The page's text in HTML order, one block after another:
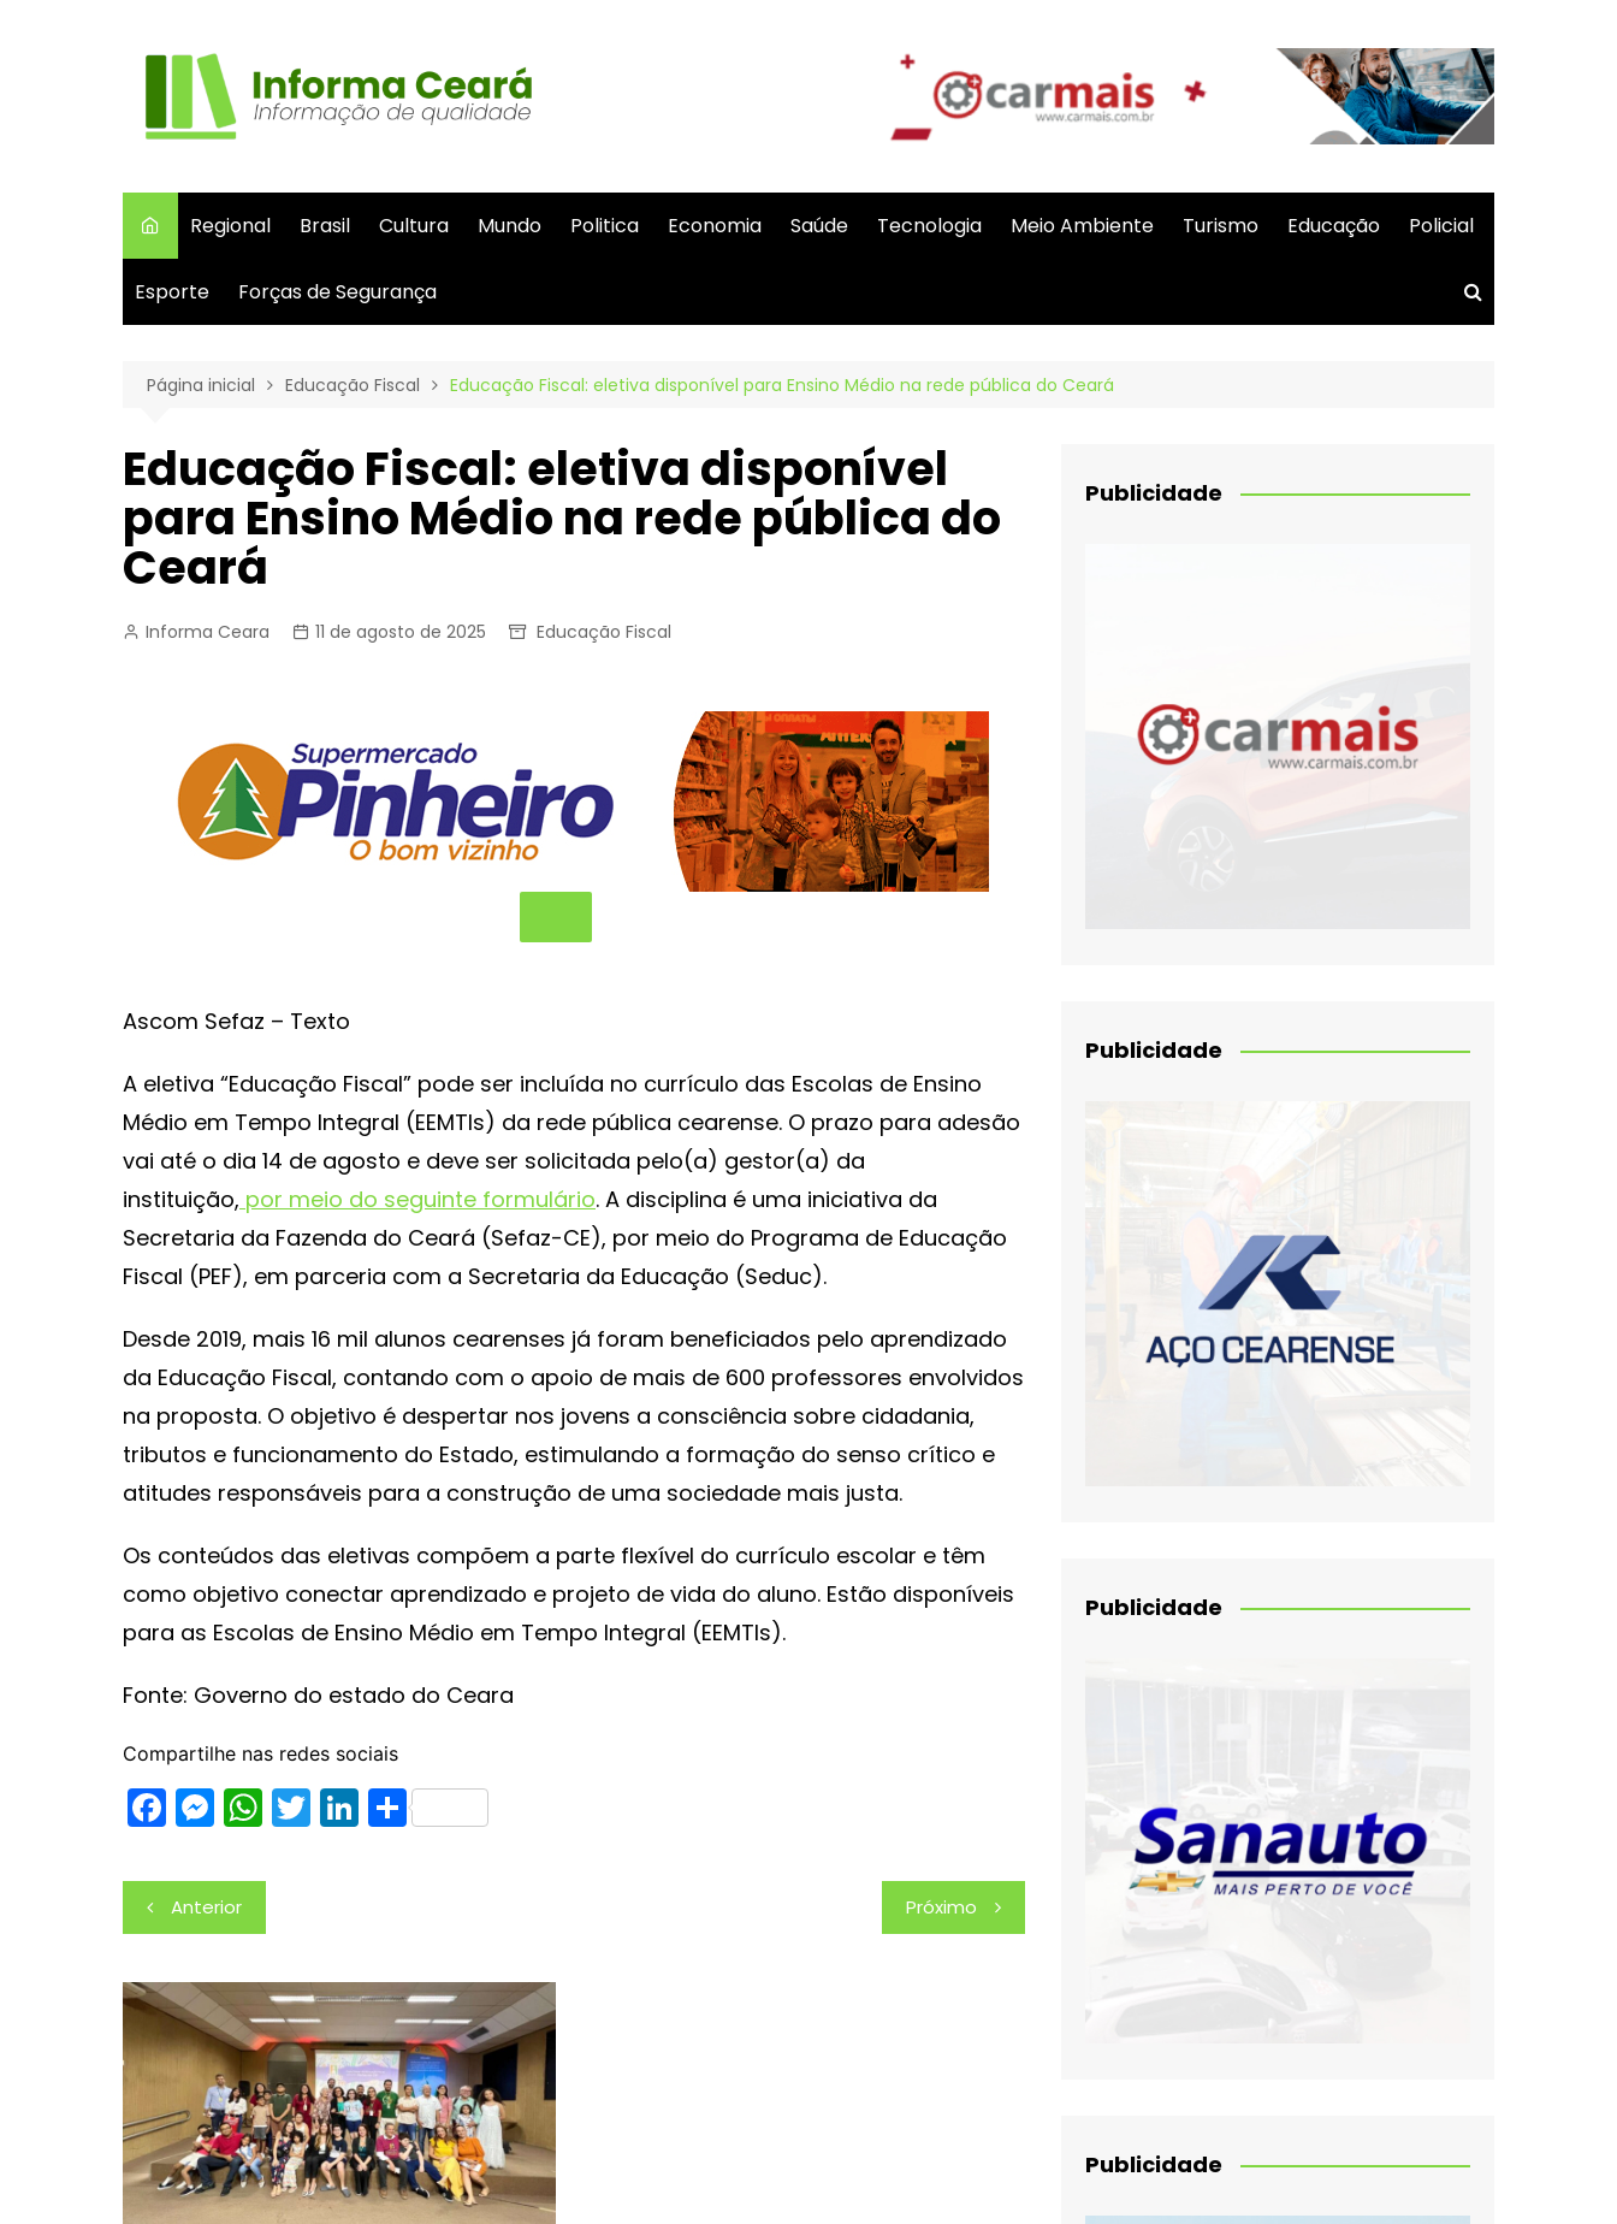
Regional Brasil Cultura Mundo Politica Economia Saúde Tecnologia Meio Ambiente Turismo Educação Policial
Esporte Forças de Segurança
Página inicial Educação Fiscal Educação Fiscal: eletiva disponível para Ensino Médio na rede pública do Ceará
Educação Fiscal: eletiva disponível
para Ensino Médio na rede pública do
Ceará
Informa Ceara 11 de agosto de 2025 Educação Fiscal
Ascom Sefaz – Texto
A eletiva “Educação Fiscal” pode ser incluída no currículo das Escolas de Ensino
Médio em Tempo Integral (EEMTIs) da rede pública cearense. O prazo para adesão
vai até o dia 14 de agosto e deve ser solicitada pelo(a) gestor(a) da
instituição, por meio do seguinte formulário. A disciplina é uma iniciativa da
Secretaria da Fazenda do Ceará (Sefaz-CE), por meio do Programa de Educação
Fiscal (PEF), em parceria com a Secretaria da Educação (Seduc).
Desde 2019, mais 16 mil alunos cearenses já foram beneficiados pelo aprendizado
da Educação Fiscal, contando com o apoio de mais de 600 professores envolvidos
na proposta. O objetivo é despertar nos jovens a consciência sobre cidadania,
tributos e funcionamento do Estado, estimulando a formação do senso crítico e
atitudes responsáveis para a construção de uma sociedade mais justa.
Os conteúdos das eletivas compõem a parte flexível do currículo escolar e têm
como objetivo conectar aprendizado e projeto de vida do aluno. Estão disponíveis
para as Escolas de Ensino Médio em Tempo Integral (EEMTIs).
Fonte: Governo do estado do Ceara
Compartilhe nas redes sociais
F
c
e
o
o
k
M
s
s
n
g
er
W
at
s
p
p
T
Li
n
S
Navegação
de
Post
Anterior Próximo
Publicidade
Publicidade
Publicidade
Publicidade